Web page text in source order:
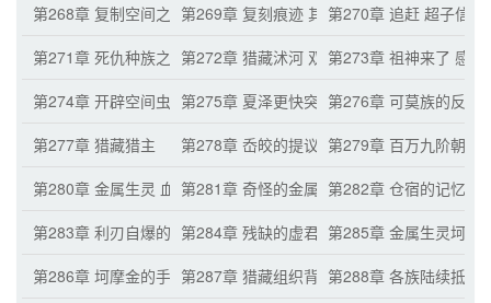
第268章 复制空间之力的运转 产生抗性第269章 复刻痕迹 其他宇宙生灵的气息
第270章 追赶 超子信号
第271章 死仇种族之间的融洽第272章 猎藏沭河 双方交手第273章 祖神来了 感染
第274章 开辟空间虫洞的能力第275章 夏泽更快突破虚君的计划
第276章 可莫族的反应
第277章 猎藏猎主
第278章 岙皎的提议 高级文明种族的异样
第279章 百万九阶朝着
第280章 金属生灵 血肉生灵之外的其他生灵第281章 奇怪的金属生灵 血肉与金属的结合
第282章 仓宿的记忆碎
第283章 利刃自爆的停止第284章 残缺的虚君威压第285章 金属生灵坷摩
第286章 坷摩金的手段第287章 猎藏组织背后的初空虚君 猎物！
第288章 各族陆续抵达